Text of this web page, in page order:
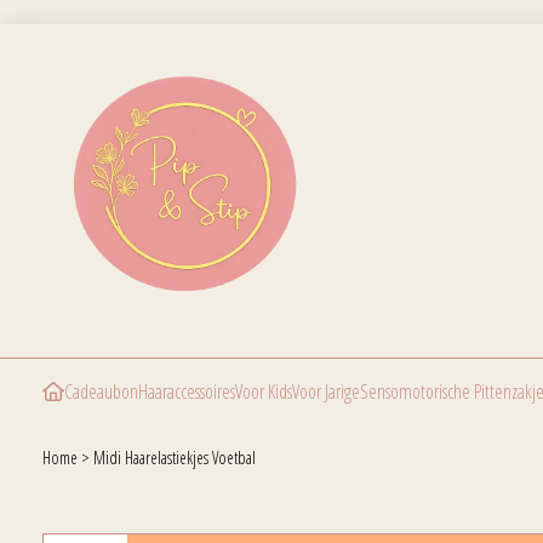
CadeaubonHaaraccessoiresVoor KidsVoor JarigeSensomotorische
Home > Midi Haarelastiekjes Voetbal